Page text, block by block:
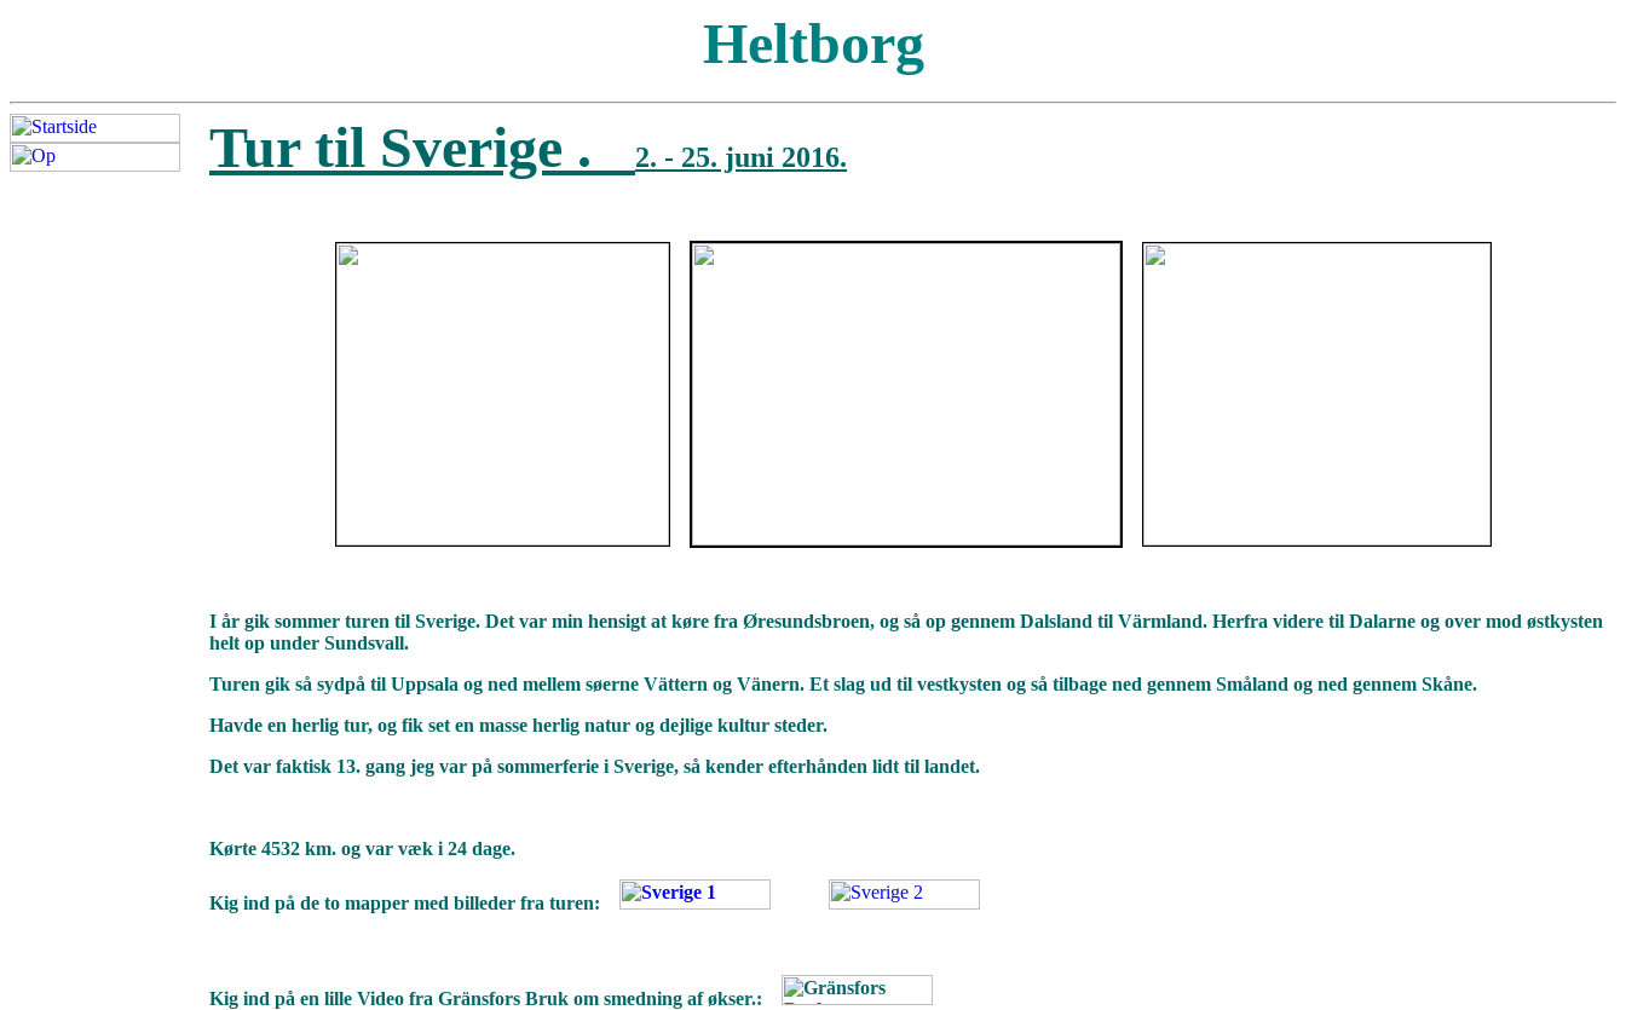
Heltborg
Tur til Sverige .
2. - 25. juni 2016.
I år gik sommer turen til Sverige. Det var min hensigt at køre fra Øresundsbroen, og så op gennem Dalsland til Värmland. Herfra videre til Dalarne og over mod østkysten
helt op under Sundsvall.
Turen gik så sydpå til Uppsala og ned mellem søerne Vättern og Vänern. Et slag ud til vestkysten og så tilbage ned gennem Småland og ned gennem Skåne.
Havde en herlig tur, og fik set en masse herlig natur og dejlige kultur steder.
Det var faktisk 13. gang jeg var på sommerferie i Sverige, så kender efterhånden lidt til landet.
Kørte 4532 km. og var væk i 24 dage.
Kig ind på de to mapper med billeder fra turen:
Kig ind på en lille Video fra Gränsfors Bruk om smedning af økser.: